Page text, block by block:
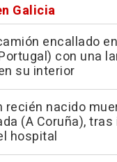
Galicia
encallado
con una
su interior
recién nacido
(A Coruña),
hospital